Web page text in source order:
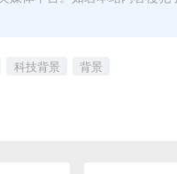
科技背景 背景